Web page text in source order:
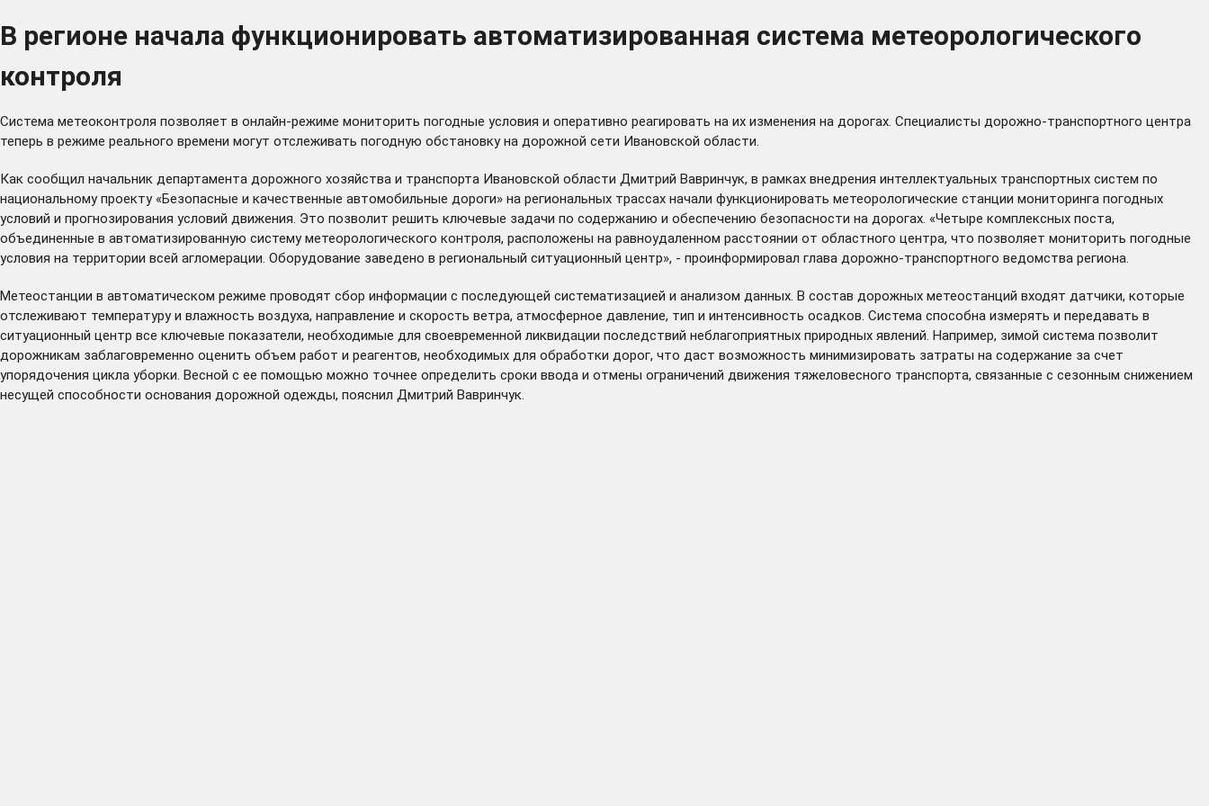
В регионе начала функционировать автоматизированная система метеорологического
контроля
Система метеоконтроля позволяет в онлайн-режиме мониторить погодные условия и оперативно реагировать на их изменения на дорогах. Специалисты дорожно-транспортного центра
теперь в режиме реального времени могут отслеживать погодную обстановку на дорожной сети Ивановской области.
Как сообщил начальник департамента дорожного хозяйства и транспорта Ивановской области Дмитрий Вавринчук, в рамках внедрения интеллектуальных транспортных систем по
национальному проекту «Безопасные и качественные автомобильные дороги» на региональных трассах начали функционировать метеорологические станции мониторинга погодных
условий и прогнозирования условий движения. Это позволит решить ключевые задачи по содержанию и обеспечению безопасности на дорогах. «Четыре комплексных поста,
объединенные в автоматизированную систему метеорологического контроля, расположены на равноудаленном расстоянии от областного центра, что позволяет мониторить погодные
условия на территории всей агломерации. Оборудование заведено в региональный ситуационный центр», - проинформировал глава дорожно-транспортного ведомства региона.
Метеостанции в автоматическом режиме проводят сбор информации с последующей систематизацией и анализом данных. В состав дорожных метеостанций входят датчики, которые
отслеживают температуру и влажность воздуха, направление и скорость ветра, атмосферное давление, тип и интенсивность осадков. Система способна измерять и передавать в
ситуационный центр все ключевые показатели, необходимые для своевременной ликвидации последствий неблагоприятных природных явлений. Например, зимой система позволит
дорожникам заблаговременно оценить объем работ и реагентов, необходимых для обработки дорог, что даст возможность минимизировать затраты на содержание за счет
упорядочения цикла уборки. Весной с ее помощью можно точнее определить сроки ввода и отмены ограничений движения тяжеловесного транспорта, связанные с сезонным снижением
несущей способности основания дорожной одежды, пояснил Дмитрий Вавринчук.